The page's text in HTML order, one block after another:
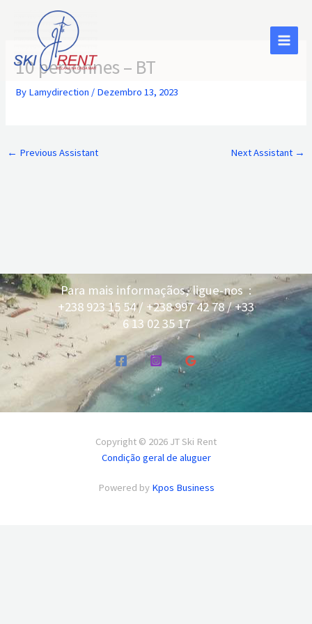
10 personnes – BT
By Lamydirection / Dezembro 13, 2023
← Previous Assistant Next Assistant →
Para mais informaçãos, ligue-nos :
+238 923 15 54 / +238 997 42 78 / +33
6 13 02 35 17
Copyright © 2026 JT Ski Rent
Condição geral de aluguer
Powered by Kpos Business